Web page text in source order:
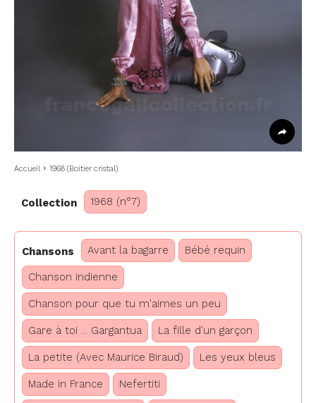
Accueil 1968 (Boitier cristal)
Collection 1968 (n°7)
Chansons Avant la bagarre Bébé requin
Chanson indienne
Chanson pour que tu m'aimes un peu
Gare à toi ... Gargantua La fille d'un garçon
La petite (Avec Maurice Biraud) Les yeux bleus
Made in France Nefertiti